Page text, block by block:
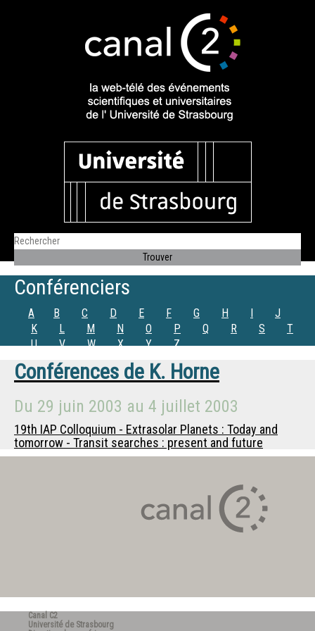
Conférenciers
A B C D E F G H I
J
K
L M N O P Q R S
T
U
V W X Y Z
Conférences de K. Horne
Du 29 juin 2003 au 4 juillet 2003
19th IAP Colloquium - Extrasolar Planets : Today and
tomorrow - Transit searches : present and future
Canal C2
Université de Strasbourg